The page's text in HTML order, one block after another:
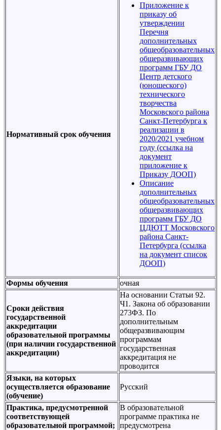
Нормативный срок обучения
Приложение к
приказу об
утверждении
Перечня
дополнительных
общеобразовательных
общеразвивающих
программ ГБУ ДО
Центр детского
(юношеского)
технического
творчества
Московского района
Санкт-Петербурга к
реализации в
2020/2021 учебном
году (ссылка на
документ
приложение к
Приказу ДООП)
Описание
дополнительных
общеобразовательных
общеразвивающих
программ ГБУ ДО
ЦДЮТТ Московского
района Санкт-
Петербурга (ссылка
на документ список
ДООП)
Формы обучения очная
Сроки действия
государственной
аккредитации
образовательной программы
(при наличии государственной
аккредитации)
На основании Статьи 92.
Ч1. Закона об образовании
273ФЗ. По
дополнительным
общеразвивающим
программам
государственная
аккредитация не
проводится
Языки, на которых
осуществляется образование
(обучение)
Русский
Практика, предусмотренной
соответствующей
образовательной программой;
В образовательной
программе практика не
предусмотрена